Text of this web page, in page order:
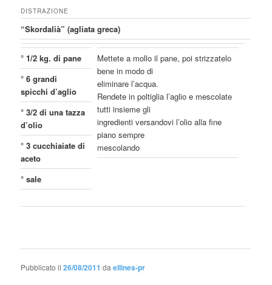
DISTRAZIONE
“Skordalià” (agliata greca)
° 1/2 kg. di pane
° 6 grandi
spicchi d’aglio
° 3/2 di una tazza
d’olio
° 3 cucchiaiate di
aceto
° sale
Mettete a mollo il pane, poi strizzatelo
bene in modo di
eliminare l’acqua.
Rendete in poltiglia l’aglio e mescolate
tutti insieme gli
ingredienti versandovi l’olio alla fine
piano sempre
mescolando
Pubblicato il26/08/2011 daellines-pr